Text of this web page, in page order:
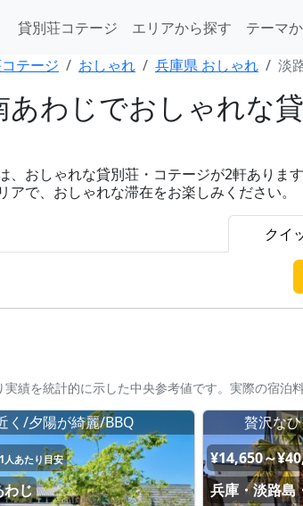
貸別荘コテージ エリアから探す テーマ
テージ おしゃれ 兵庫県 おしゃれ 淡
あわじでおしゃれな
、おしゃれな貸別荘・コテージが2軒ありま
アで、おしゃれな滞在をお楽しみください。
クイ
績を統計的に示した中央参考値です。実際の宿泊
く/夕陽が綺麗/BBQ
1人あたり目安
わじ
贅沢な
¥14,650～
兵庫・淡路島